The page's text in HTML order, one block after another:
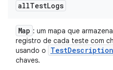
allTestLogs
Map : um mapa que
registro de cada teste com
usando o
TestDescription
chaves.